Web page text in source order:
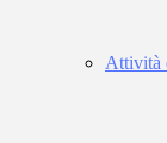
Attività